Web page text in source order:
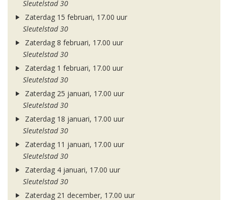
Sleutelstad 30
Zaterdag 15 februari, 17.00 uur
Sleutelstad 30
Zaterdag 8 februari, 17.00 uur
Sleutelstad 30
Zaterdag 1 februari, 17.00 uur
Sleutelstad 30
Zaterdag 25 januari, 17.00 uur
Sleutelstad 30
Zaterdag 18 januari, 17.00 uur
Sleutelstad 30
Zaterdag 11 januari, 17.00 uur
Sleutelstad 30
Zaterdag 4 januari, 17.00 uur
Sleutelstad 30
Zaterdag 21 december, 17.00 uur